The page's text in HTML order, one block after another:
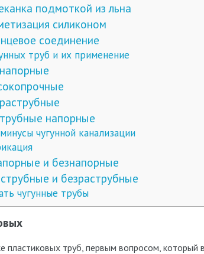
подмоткой из льна
силиконом
соединение
труб и их применение
напорные
чугунной канализации
и безнапорные
и безраструбные
чугунные трубы
пластиковых труб, первым вопросом, который